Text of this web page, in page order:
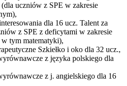
uczniów z SPE w zakresie
dla 16 ucz. Talent za
z SPE z deficytami w zakresie
tym matematyki),
Szkiełko i oko dla 32 ucz.,
z języka polskiego dla
z j. angielskiego dla 16